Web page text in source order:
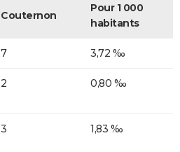
Couternon
Pour 1 000
habitants
7 3,72 ‰
2 0,80 ‰
3 1,83 ‰